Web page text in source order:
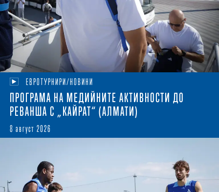
ЕВРОТУРНИРИ/НОВИНИ
ПРОГРАМА НА МЕДИЙНИТЕ АКТИВНОСТИ ДО
РЕВАНША С „КАЙРАТ“ (АЛМАТИ)
8 август 2026